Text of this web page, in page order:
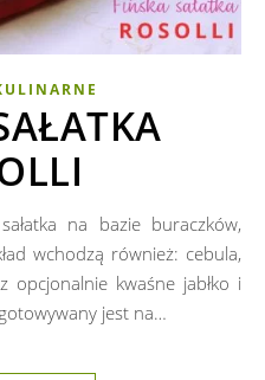
wchodzą również: cebula,
opcjonalnie kwaśne jabłko i
jest na…